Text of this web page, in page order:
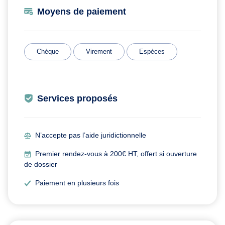
Moyens de paiement
Chèque Virement Espèces
Services proposés
N’accepte pas l’aide juridictionnelle
Premier rendez-vous à 200€ HT, offert si ouverture
de dossier
Paiement en plusieurs fois